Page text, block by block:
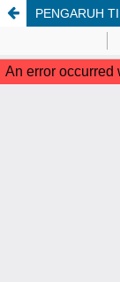
PENGARUH